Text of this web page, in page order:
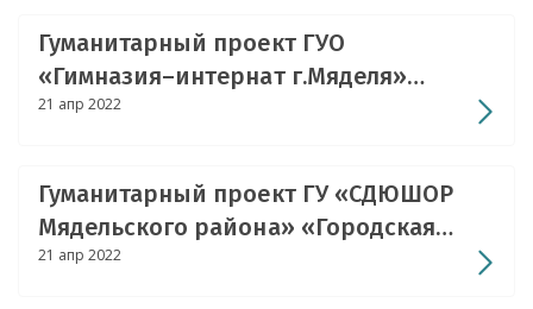
здоровая нация»
Гуманитарный проект ГУО
«Гимназия–интернат г.Мяделя»
«Доступный спорт»
21 апр 2022
Гуманитарный проект ГУ «СДЮШОР
Мядельского района» «Городская
лыжероллерная трасса»
21 апр 2022